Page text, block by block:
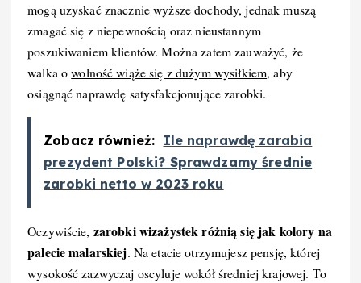
mogą uzyskać znacznie wyższe dochody, jednak muszą
zmagać się z niepewnością oraz nieustannym
poszukiwaniem klientów. Można zatem zauważyć, że
walka owolność wiąże się z dużym wysiłkiem, aby
osiągnąć naprawdę satysfakcjonujące zarobki.
Zobacz również: Ile naprawdę zarabia
prezydent Polski? Sprawdzamy średnie
zarobki netto w 2023 roku
Oczywiście, zarobki wizażystek różnią się jak kolory na
palecie malarskiej. Na etacie otrzymujesz pensję, której
wysokość zazwyczaj oscyluje wokół średniej krajowej. To